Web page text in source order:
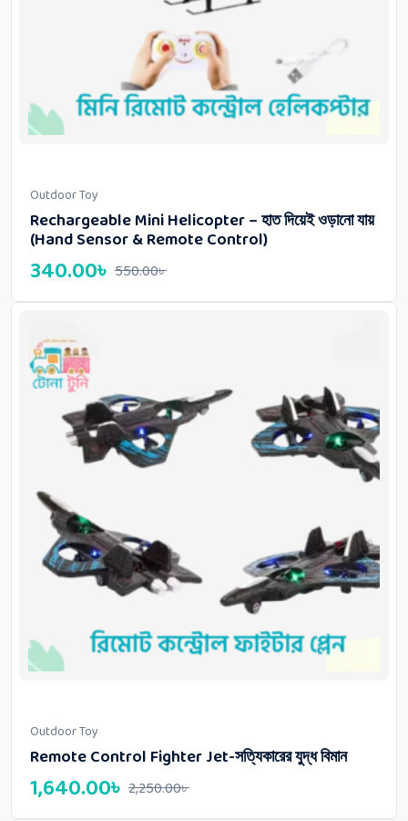
Outdoor Toy
Rechargeable Mini Helicopter – হাত দিয়েই ওড়ানো যায়
(Hand Sensor & Remote Control)
550.00৳
340.00৳
Outdoor Toy
Remote Control Fighter Jet-সত্যিকারের যুদ্ধ বিমান
2,250.00৳
1,640.00৳